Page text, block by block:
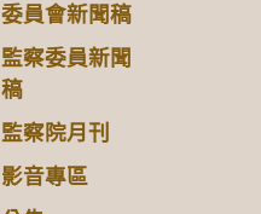
委員會新聞稿
監察委員新聞
稿
監察院月刊
影音專區